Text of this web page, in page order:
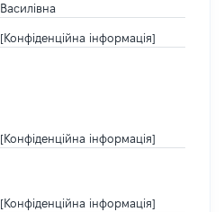
Василівна
[Конфіденційна інформація]
[Конфіденційна інформація]
[Конфіденційна інформація]